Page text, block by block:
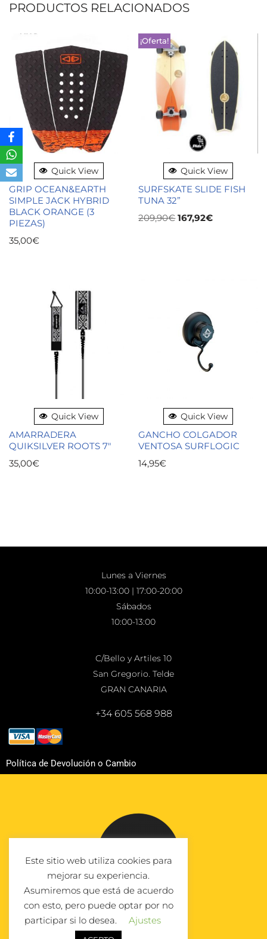
PRODUCTOS RELACIONADOS
Quick View
GRIP OCEAN&EARTH
SIMPLE JACK HYBRID
BLACK ORANGE (3
PIEZAS)
35,00€
¡Oferta!
Quick View
SURFSKATE SLIDE FISH
TUNA 32”
209,90€ 167,92€
Quick View
AMARRADERA
QUIKSILVER ROOTS 7″
35,00€
Quick View
GANCHO COLGADOR
VENTOSA SURFLOGIC
14,95€
Lunes a Viernes
10:00-13:00 | 17:00-20:00
Sábados
10:00-13:00
C/Bello y Artiles 10
San Gregorio. Telde
GRAN CANARIA
+34 605 568 988
Política de Devolución o Cambio
Este sitio web utiliza cookies para
mejorar su experiencia.
Asumiremos que está de acuerdo
con esto, pero puede optar por no
participar si lo desea.
Ajustes